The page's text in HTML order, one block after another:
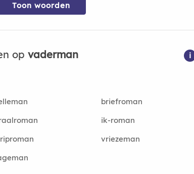
Toon woorden
op vaderman i
briefroman
ik-roman
vriezeman